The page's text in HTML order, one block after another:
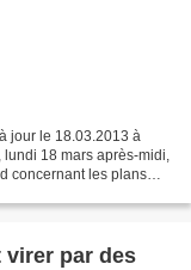
jour le 18.03.2013 à
18 mars après-midi,
concernant les plans
virer par des